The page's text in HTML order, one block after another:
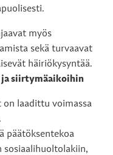
myös
sekä turvaavat
häiriökysyntää.
siirtymäaikoihin
laadittu voimassa
päätöksentekoa
sosiaalihuoltolakiin,